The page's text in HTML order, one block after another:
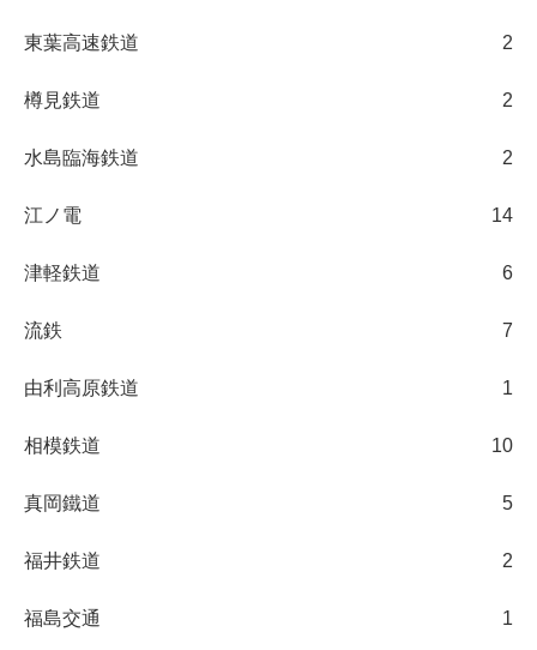
東葉高速鉄道 2
樽見鉄道 2
水島臨海鉄道 2
江ノ電 14
津軽鉄道 6
流鉄 7
由利高原鉄道 1
相模鉄道 10
真岡鐵道 5
福井鉄道 2
福島交通 1